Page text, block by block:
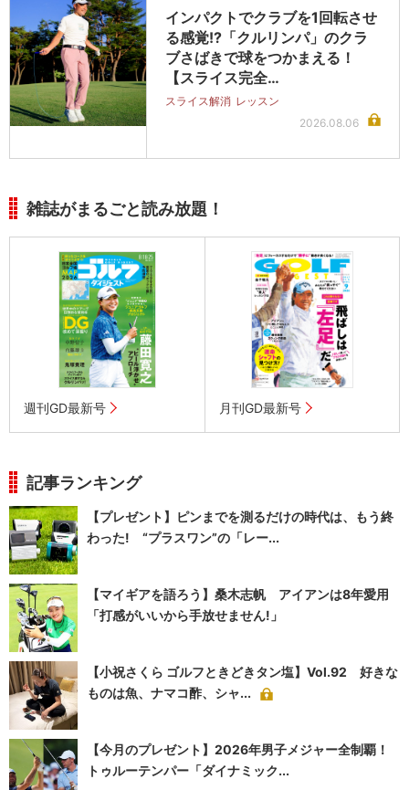
インパクトでクラブを1回転させ
る感覚!?「クルリンパ」のクラ
ブさばきで球をつかまえる！
【スライス完全…
スライス解消 レッスン
2026.08.06
雑誌がまるごと読み放題！
週刊GD最新号 月刊GD最新号
記事ランキング
【プレゼント】ピンまでを測るだけの時代は、もう終
わった! “プラスワン”の「レー...
【マイギアを語ろう】桑木志帆 アイアンは8年愛用
「打感がいいから手放せません!」
【小祝さくら ゴルフときどきタン塩】Vol.92 好きな
ものは魚、ナマコ酢、シャ...
【今月のプレゼント】2026年男子メジャー全制覇！
トゥルーテンパー「ダイナミック...